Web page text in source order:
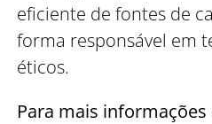
eficiente de fontes de
forma responsável em
éticos.
Para mais